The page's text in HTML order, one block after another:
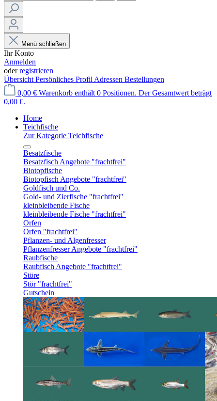
Menü schließen
Ihr Konto
Anmelden
oderregistrieren
Übersicht Persönliches Profil Adressen Bestellungen
0,00 € Warenkorb enthält 0 Positionen. Der Gesamtwert beträgt
0,00 €.
Home
Teichfische
Zur Kategorie Teichfische
Besatzfische
Besatzfisch Angebote "frachtfrei"
Biotopfische
Biotopfisch Angebote "frachtfrei"
Goldfisch und Co.
Gold- und Zierfische "frachtfrei"
kleinbleibende Fische
kleinbleibende Fische "frachtfrei"
Orfen
Orfen "frachtfrei"
Pflanzen- und Algenfresser
Pflanzenfresser Angebote "frachtfrei"
Raubfische
Raubfisch Angebote "frachtfrei"
Störe
Stör "frachtfrei"
Gutschein